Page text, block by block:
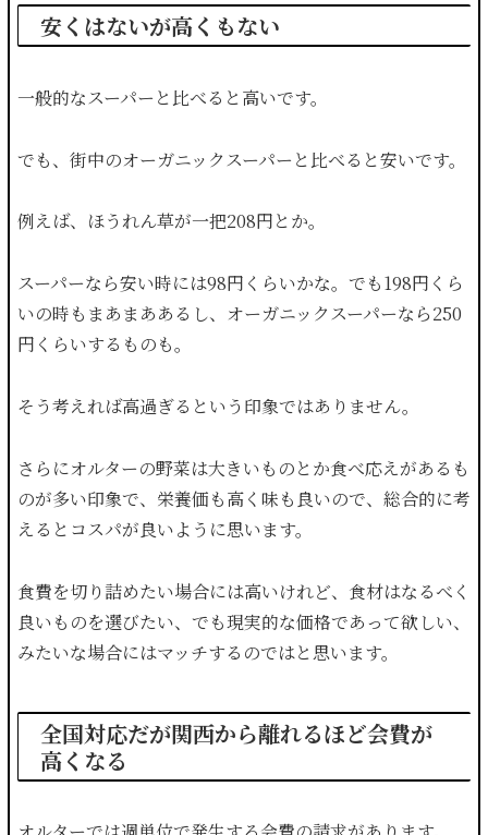
安くはないが高くもない
一般的なスーパーと比べると高いです。
でも、街中のオーガニックスーパーと比べると安いです。
例えば、ほうれん草が一把208円とか。
スーパーなら安い時には98円くらいかな。でも198円くら
いの時もまあまああるし、オーガニックスーパーなら250
円くらいするものも。
そう考えれば高過ぎるという印象ではありません。
さらにオルターの野菜は大きいものとか食べ応えがあるも
のが多い印象で、栄養価も高く味も良いので、総合的に考
えるとコスパが良いように思います。
食費を切り詰めたい場合には高いけれど、食材はなるべく
良いものを選びたい、でも現実的な価格であって欲しい、
みたいな場合にはマッチするのではと思います。
全国対応だが関西から離れるほど会費が
高くなる